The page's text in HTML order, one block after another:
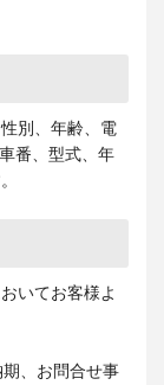
別、年齢、電
番、型式、年
いてお客様よ
、お問合せ事